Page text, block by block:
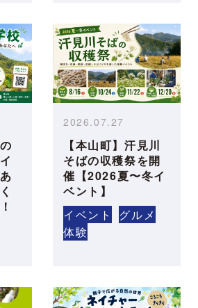
【本山町】汗見川
そばの収穫祭を開
催【2026夏〜冬イ
ベント】
2026.07.27
イベント
グルメ
体験